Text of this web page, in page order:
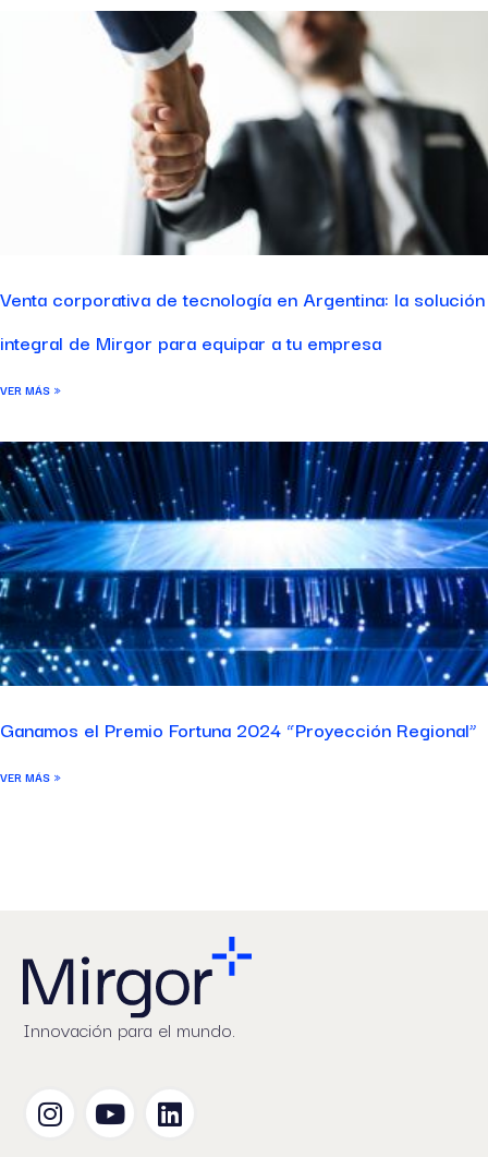
Venta corporativa de tecnología en Argentina: la solución
integral de Mirgor para equipar a tu empresa
VER MÁS »
Ganamos el Premio Fortuna 2024 “Proyección Regional”
VER MÁS »
Innovación para el mundo.